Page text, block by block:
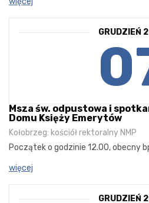
GRUDZIEŃ
Msza św. odpustowa i
Domu Księży Emerytów
Kołobrzeg: kościół rektoralny NMP
Początek o godzinie 12.00, obecny
więcej
GRUDZIEŃ